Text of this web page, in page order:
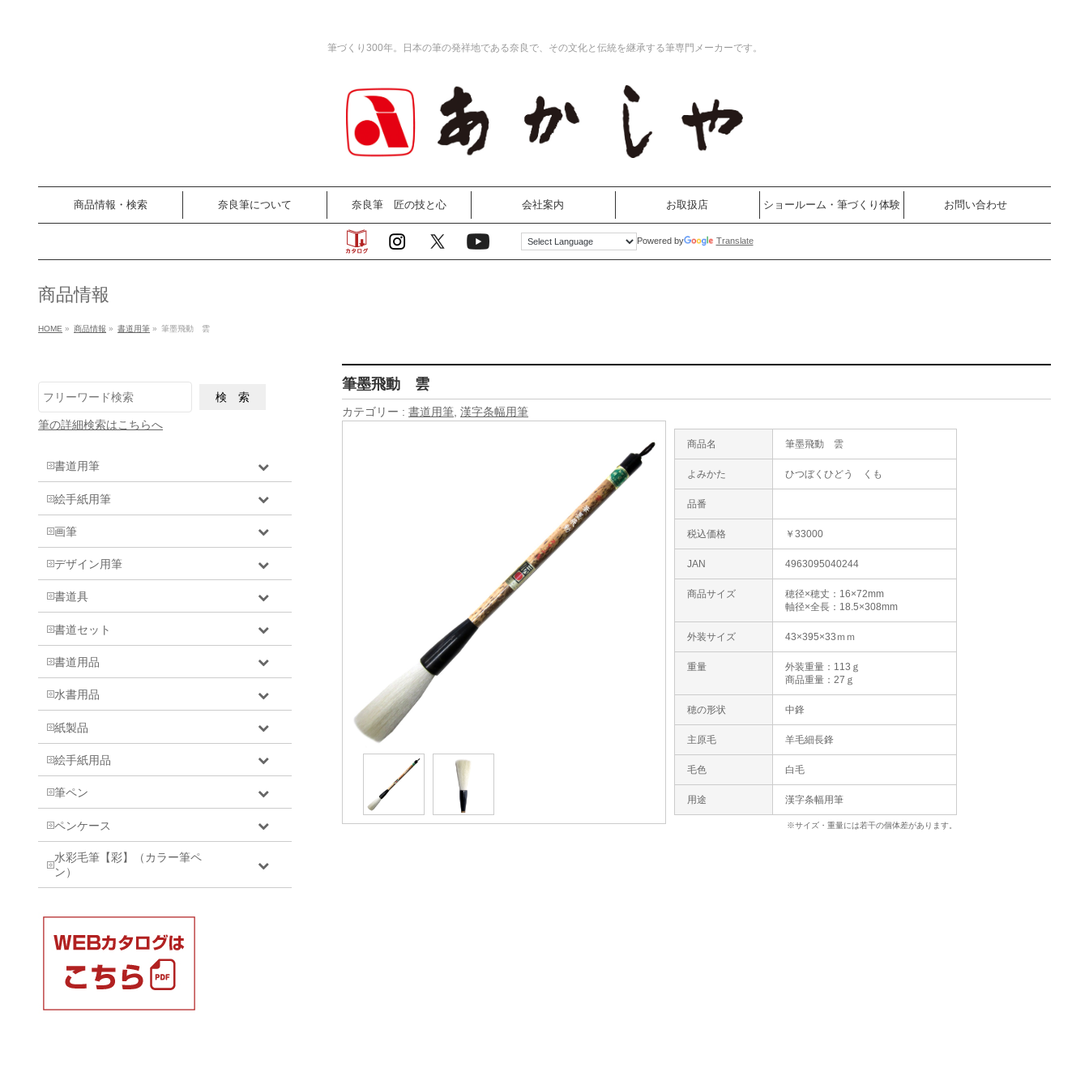
筆づくり300年。日本の筆の発祥地である奈良で、その文化と伝統を継承する筆専門メーカーです。
商品情報・検索 奈良筆について 奈良筆 匠の技と心 会社案内 お取扱店 ショールーム・筆づくり体験 お問い合わせ
Powered by Translate
商品情報
HOME » 商品情報 » 書道用筆 » 筆墨飛動 雲
筆墨飛動 雲
カテゴリー :書道用筆 ,漢字条幅用筆
※サイズ・重量には若干の個体差があります。
商品名 筆墨飛動 雲
よみかた ひつぼくひどう くも
品番
税込価格 ￥33000
JAN 4963095040244
商品サイズ
穂径×穂丈：16×72mm
軸径×全長：18.5×308mm
外装サイズ 43×395×33ｍｍ
重量
外装重量：113ｇ
商品重量：27ｇ
穂の形状 中鋒
主原毛 羊毛細長鋒
毛色 白毛
用途 漢字条幅用筆
筆の詳細検索はこちらへ
書道用筆
絵手紙用筆
画筆
デザイン用筆
書道具
書道セット
書道用品
水書用品
紙製品
絵手紙用品
筆ペン
ペンケース
水彩毛筆【彩】（カラー筆ペ
ン）